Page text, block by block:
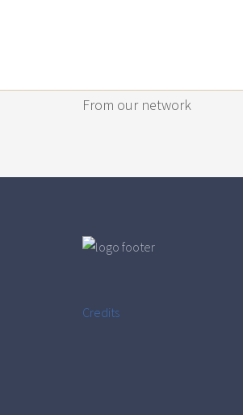
From our network
Credits